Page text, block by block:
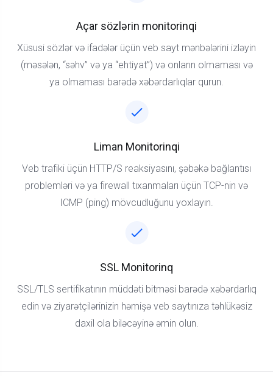
Açar sözlərin monitorinqi
Xüsusi sözlər və ifadələr üçün veb sayt mənbələrini izləyin
(məsələn, “səhv” və ya “ehtiyat”) və onların olmaması və
ya olmaması barədə xəbərdarlıqlar qurun.
Liman Monitorinqi
Veb trafiki üçün HTTP/S reaksiyasını, şəbəkə bağlantısı
problemləri və ya firewall tıxanmaları üçün TCP-nin və
ICMP (ping) mövcudluğunu yoxlayın.
SSL Monitorinq
SSL/TLS sertifikatının müddəti bitməsi barədə xəbərdarlıq
edin və ziyarətçilərinizin həmişə veb saytınıza təhlükəsiz
daxil ola biləcəyinə əmin olun.